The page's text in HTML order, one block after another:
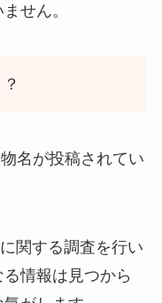
せん。
名が投稿されてい
関する調査を行い
情報は見つから